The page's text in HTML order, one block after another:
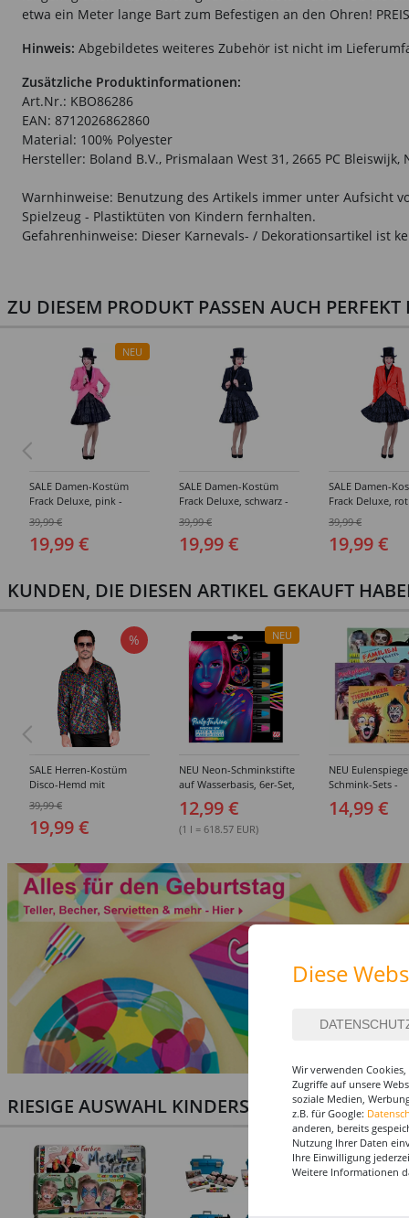
etwa ein Meter lange Bart zum Befestigen an den Ohren!
Hinweis: Abgebildetes weiteres Zubehör ist nicht im
Zusätzliche Produktinformationen:
Art.Nr.: KBO86286
EAN: 8712026862860
Material: 100% Polyester
Hersteller: Boland B.V., Prismalaan West 31, 2665 PC
Warnhinweise: Benutzung des Artikels immer unter Aufsicht
Spielzeug - Plastiktüten von Kindern fernhalten.
Gefahrenhinweise: Dieser Karnevals- / Dekorationsartikel ist
ZU DIESEM PRODUKT PASSEN AUCH PERFEKT
NEU
SALE Damen-Kostüm
Frack Deluxe, pink -
verschiedene Größen (XS-
XXXL)
39,99 €
19,99 €
SALE Damen-Kostüm
Frack Deluxe, schwarz -
Verschiedene Größen
(XS-XXXL)
39,99 €
19,99 €
SALE Damen-
Frack Deluxe,
Verschiedene
(XS-XXXL)
39,99 €
19,99 €
KUNDEN, DIE DIESEN ARTIKEL GEKAUFT
%
SALE Herren-Kostüm
Disco-Hemd mit
Pailletten, bunt -
verschiedene Größen (S-
XXL)
39,99 €
19,99 €
NEU
NEU Neon-Schminkstifte
auf Wasserbasis, 6er-Set,
leuchtet unter UV-Licht
12,99 €
(1 l = 618.57 EUR)
NEU Eulenspiegel
Schmink-Sets -
Verschiedene
Ausführungen
14,99 €
RIESIGE AUSWAHL KINDERSCHMINKEN,
Diese
Wir verwenden
Zugriffe auf unsere
soziale Medien,
z.B. für Google:
anderen, bereits
Nutzung Ihrer Daten
Ihre Einwilligung
Weitere Informationen